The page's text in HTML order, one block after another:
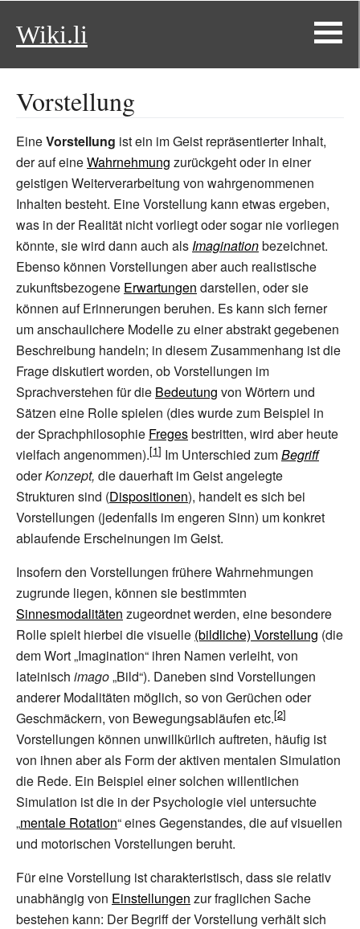
Wiki.li
Vorstellung
EineVorstellung ist ein im Geist repräsentierter Inhalt,
der auf eineWahrnehmung zurückgeht oder in einer
geistigen Weiterverarbeitung von wahrgenommenen
Inhalten besteht. Eine Vorstellung kann etwas ergeben,
was in der Realität nicht vorliegt oder sogar nie vorliegen
könnte, sie wird dann auch alsImaginationbezeichnet.
Ebenso können Vorstellungen aber auch realistische
zukunftsbezogene Erwartungen darstellen, oder sie
können auf Erinnerungen beruhen. Es kann sich ferner
um anschaulichere Modelle zu einer abstrakt gegebenen
Beschreibung handeln; in diesem Zusammenhang ist die
Frage diskutiert worden, ob Vorstellungen im
Sprachverstehen für die Bedeutung von Wörtern und
Sätzen eine Rolle spielen (dies wurde zum Beispiel in
der Sprachphilosophie Fregesbestritten, wird aber heute
vielfach angenommen).
Im Unterschied zumBegriff
oderKonzept, die dauerhaft im Geist angelegte
Strukturen sind (Dispositionen), handelt es sich bei
Vorstellungen (jedenfalls im engeren Sinn) um konkret
ablaufende Erscheinungen im Geist.
Insofern den Vorstellungen frühere Wahrnehmungen
zugrunde liegen, können sie bestimmten
Sinnesmodalitäten zugeordnet werden, eine besondere
Rolle spielt hierbei die visuelle (bildliche) Vorstellung (die
dem Wort „Imagination“ ihren Namen verleiht, von
lateinisch imago„Bild“). Daneben sind Vorstellungen
anderer Modalitäten möglich, so von Gerüchen oder
Geschmäckern, von Bewegungsabläufen etc.
Vorstellungen können unwillkürlich auftreten, häufig ist
von ihnen aber als Form der aktiven mentalen Simulation
die Rede. Ein Beispiel einer solchen willentlichen
Simulation ist die in der Psychologie viel untersuchte
„mentale Rotation“ eines Gegenstandes, die auf visuellen
und motorischen Vorstellungen beruht.
Für eine Vorstellung ist charakteristisch, dass sie relativ
unabhängig von Einstellungen zur fraglichen Sache
bestehen kann: Der Begriff der Vorstellung verhält sich